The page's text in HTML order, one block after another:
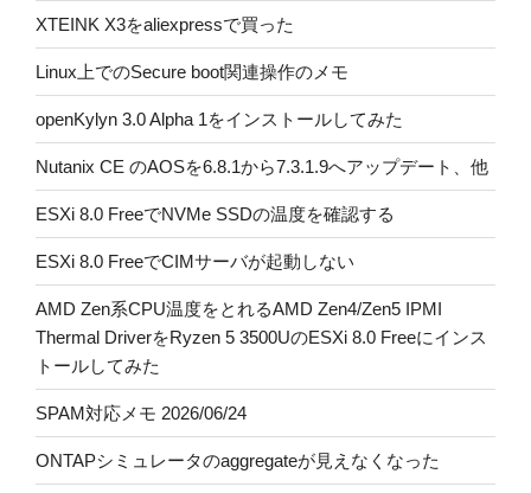
XTEINK X3をaliexpressで買った
Linux上でのSecure boot関連操作のメモ
openKylyn 3.0 Alpha 1をインストールしてみた
Nutanix CE のAOSを6.8.1から7.3.1.9へアップデート、他
ESXi 8.0 FreeでNVMe SSDの温度を確認する
ESXi 8.0 FreeでCIMサーバが起動しない
AMD Zen系CPU温度をとれるAMD Zen4/Zen5 IPMI
Thermal DriverをRyzen 5 3500UのESXi 8.0 Freeにインス
トールしてみた
SPAM対応メモ 2026/06/24
ONTAPシミュレータのaggregateが見えなくなった